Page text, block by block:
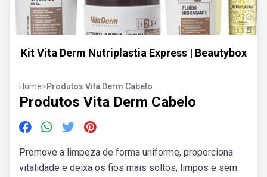
Kit Vita Derm Nutriplastia Express | Beautybox
Home>Produtos Vita Derm Cabelo
Produtos Vita Derm Cabelo
Promove a limpeza de forma uniforme, proporciona
vitalidade e deixa os fios mais soltos, limpos e sem